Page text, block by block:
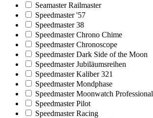
Seamaster Railmaster
Speedmaster '57
Speedmaster 38
Speedmaster Chrono Chime
Speedmaster Chronoscope
Speedmaster Dark Side of the Moon
Speedmaster Jubiläumsreihen
Speedmaster Kaliber 321
Speedmaster Mondphase
Speedmaster Moonwatch Professional
Speedmaster Pilot
Speedmaster Racing